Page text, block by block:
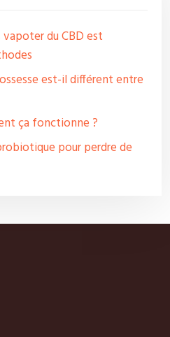
du CBD est
est-il différent entre
ça fonctionne ?
pour perdre de